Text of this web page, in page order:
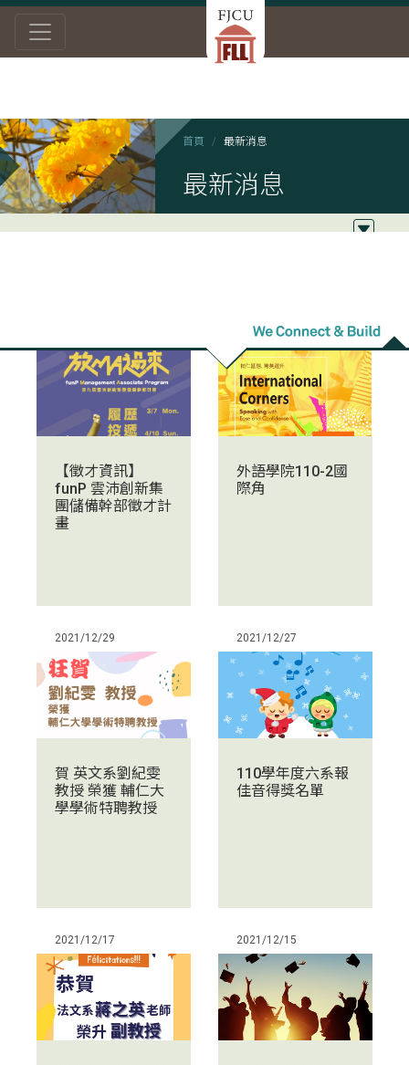
首頁 最新消息
最新消息
【徵才資訊】
funP 雲沛創新集
團儲備幹部徵才計
畫
2022/03/07
外語學院110-2國
際角
2021/12/29
賀 英文系劉紀雯
教授 榮獲 輔仁大
學學術特聘教授
2021/12/27
110學年度六系報
佳音得獎名單
2021/12/17 2021/12/15